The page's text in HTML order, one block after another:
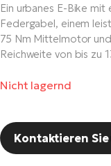
Ein urbanes E-Bike mit
Federgabel, einem
75 Nm Mittelmotor
Reichweite von bis zu
Nicht lagernd
Kontaktieren